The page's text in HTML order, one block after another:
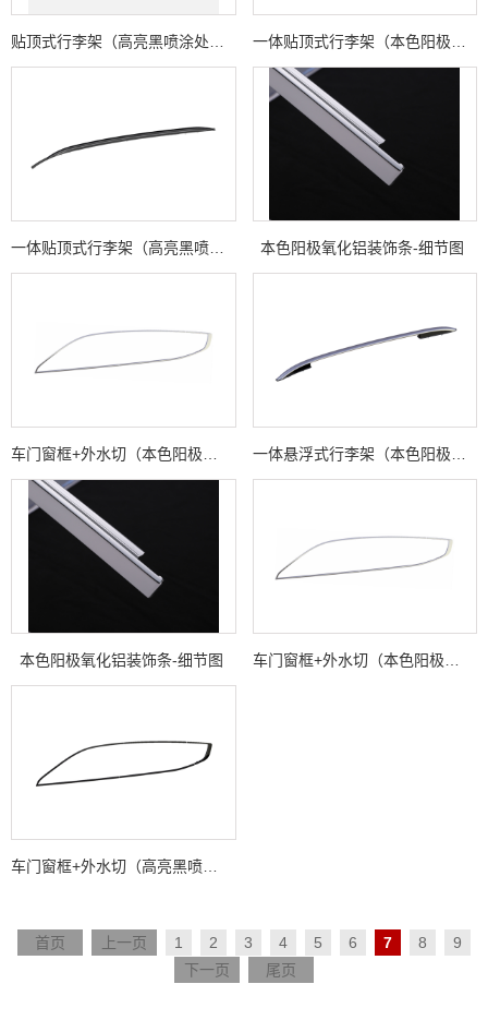
本色阳极氧化铝装饰条-细节图
本色阳极氧化铝装饰条-细节图
首页 上一页 1 2 3 4 5 6 7 8
9
下一页
尾页